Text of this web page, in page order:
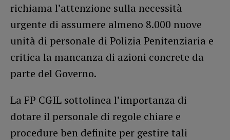
richiama l’attenzione sulla necessità
urgente di assumere almeno 8.000 nuove
unità di personale di Polizia Penitenziaria e
critica la mancanza di azioni concrete da
parte del Governo.
La FP CGIL sottolinea l’importanza di
dotare il personale di regole chiare e
procedure ben definite per gestire tali